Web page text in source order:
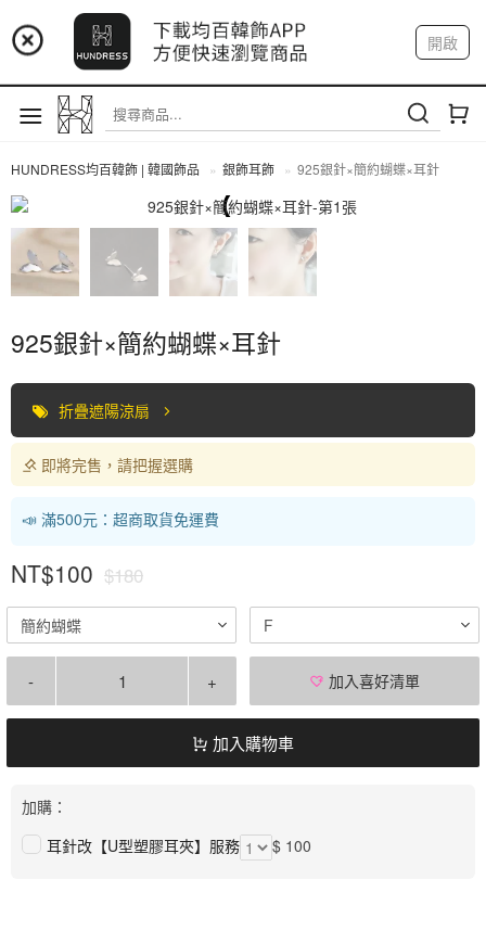
📢 市集預告：9/4-9/6 淡水捷運站
📢 市集預告：9/12-9/13 八里海巡基地
📢 市集預告：8/22-8/23 桃園青埔置地廣場
開啟
註冊 我的帳戶
HUNDRESS均百韓飾 | 韓國飾品 銀飾耳飾 925銀針×簡約蝴蝶×耳針
全部商品
925銀針×簡約蝴蝶×耳針
折疊遮陽涼扇
即將完售，請把握選購
📣 滿500元：超商取貨免運費
NT$100 $180
簡約蝴蝶 F
- + 加入喜好清單
加入購物車
加購：
耳針改【U型塑膠耳夾】服務
$ 100